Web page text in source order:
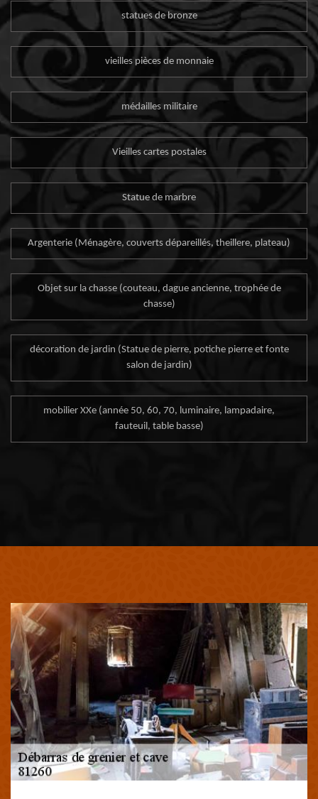
statues de bronze
vieilles pièces de monnaie
médailles militaire
Vieilles cartes postales
Statue de marbre
Argenterie (Ménagère, couverts dépareillés, theillere, plateau)
Objet sur la chasse (couteau, dague ancienne, trophée de
chasse)
décoration de jardin (Statue de pierre, potiche pierre et fonte
salon de jardin)
mobilier XXe (année 50, 60, 70, luminaire, lampadaire,
fauteuil, table basse)